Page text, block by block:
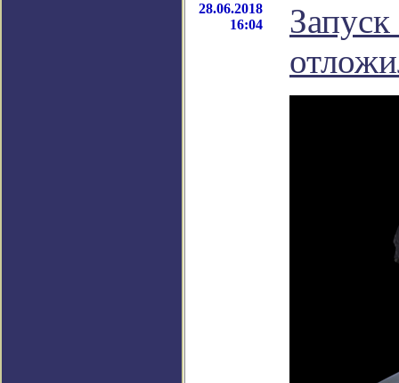
28.06.2018
16:04